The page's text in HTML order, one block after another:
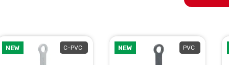
NEW C-PVC NEW PVC